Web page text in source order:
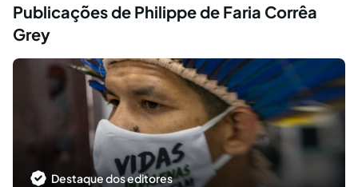
Publicações de Philippe de Faria Corrêa
Grey
Destaque dos editores